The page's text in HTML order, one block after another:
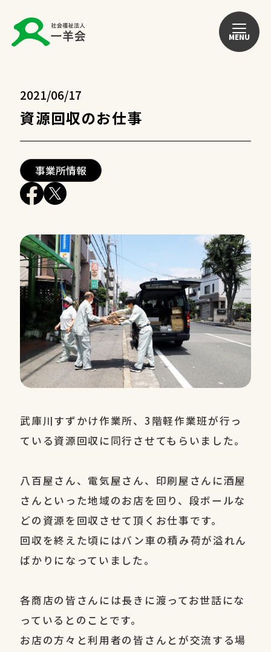
MENU
2021/06/17
資源回収のお仕事
事業所情報
武庫川すずかけ作業所、3階軽作業班が行っ
ている資源回収に同行させてもらいました。
八百屋さん、電気屋さん、印刷屋さんに酒屋
さんといった地域のお店を回り、段ボールな
どの資源を回収させて頂くお仕事です。
回収を終えた頃にはバン車の積み荷が溢れん
ばかりになっていました。
各商店の皆さんには長きに渡ってお世話にな
っているとのことです。
お店の方々と利用者の皆さんとが交流する場